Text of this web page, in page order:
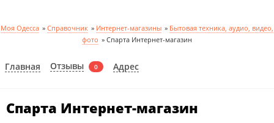
Моя Одесса » Справочник » Интернет-магазины » Бытовая техника, аудио, видео,
фото » Спарта Интернет-магазин
Главная Отзывы 0 Адрес
Спарта Интернет-магазин